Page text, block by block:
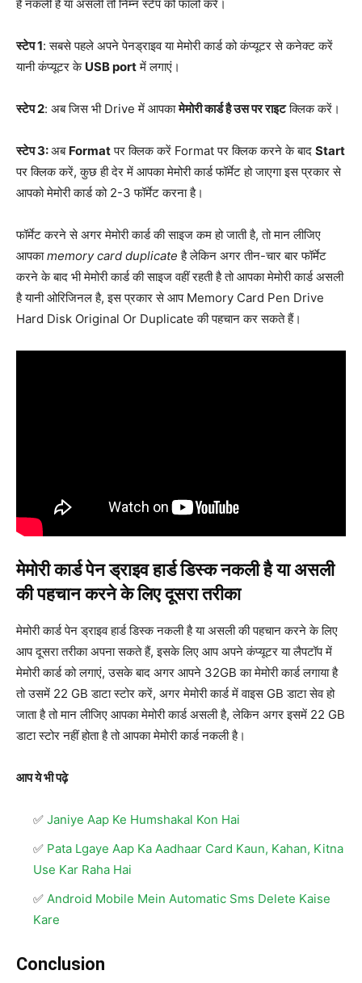
हैं नकली है या असली तो निम्न स्टेप को फॉलो करें।
स्टेप 1: सबसे पहले अपने पेनड्राइव या मेमोरी कार्ड को कंप्यूटर से कनेक्ट करें
यानी कंप्यूटर के USB portमें लगाएं।
स्टेप 2: अब जिस भी Drive में आपकामेमोरी कार्ड है उस पर राइटक्लिक करें।
स्टेप 3:अब Formatपर क्लिक करें Format पर क्लिक करने के बाद Start
पर क्लिक करें, कुछ ही देर में आपका मेमोरी कार्ड फॉर्मेट हो जाएगा इस प्रकार से
आपको मेमोरी कार्ड को 2-3 फॉर्मेट करना है।
फॉर्मेट करने से अगर मेमोरी कार्ड की साइज कम हो जाती है, तो मान लीजिए
आपकाmemory card duplicate है लेकिन अगर तीन-चार बार फॉर्मेट
करने के बाद भी मेमोरी कार्ड की साइज वहीं रहती है तो आपका मेमोरी कार्ड असली
है यानी ओरिजिनल है, इस प्रकार से आप Memory Card Pen Drive
Hard Disk Original Or Duplicate की पहचान कर सकते हैं।
मेमोरी कार्ड पेन ड्राइव हार्ड डिस्क नकली है या असली
की पहचान करने के लिए दूसरा तरीका
मेमोरी कार्ड पेन ड्राइव हार्ड डिस्क नकली है या असली की पहचान करने के लिए
आप दूसरा तरीका अपना सकते हैं, इसके लिए आप अपने कंप्यूटर या लैपटॉप में
मेमोरी कार्ड को लगाएं, उसके बाद अगर आपने 32GB का मेमोरी कार्ड लगाया है
तो उसमें 22 GB डाटा स्टोर करें, अगर मेमोरी कार्ड में वाइस GB डाटा सेव हो
जाता है तो मान लीजिए आपका मेमोरी कार्ड असली है, लेकिन अगर इसमें 22 GB
डाटा स्टोर नहीं होता है तो आपका मेमोरी कार्ड नकली है।
आप ये भी पढ़े
Janiye Aap Ke Humshakal Kon Hai
Pata Lgaye Aap Ka Aadhaar Card Kaun, Kahan, Kitna
Use Kar Raha Hai
Android Mobile Mein Automatic Sms Delete Kaise
Kare
Conclusion